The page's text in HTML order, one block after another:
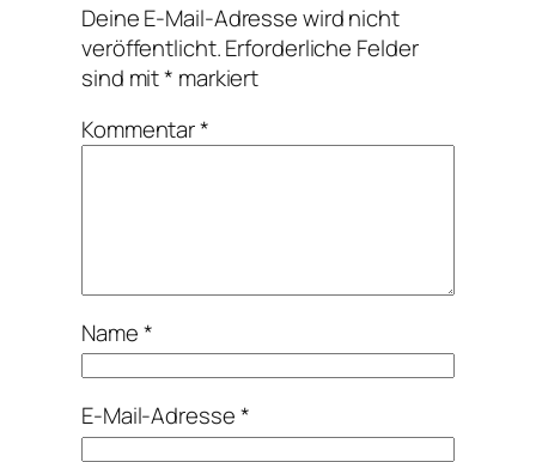
Deine E-Mail-Adresse wird nicht
veröffentlicht.Erforderliche Felder
sind mit* markiert
Kommentar*
Name*
E-Mail-Adresse*